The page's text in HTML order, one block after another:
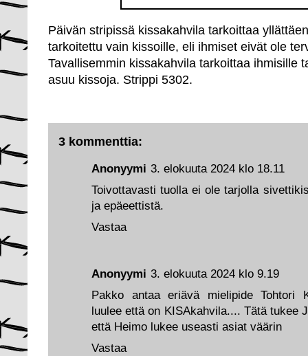
Päivän stripissä kissakahvila tarkoittaa
tarkoitettu vain kissoille, eli ihmiset eivät ole
Tavallisemmin kissakahvila tarkoittaa ihmisille
asuu kissoja. Strippi 5302.
3 kommenttia:
Anonyymi 3. elokuuta 2024 klo 9.19
Pakko antaa eriävä mielipide Tohtori
luulee että on KISAkahvila.... Tätä tukee
että Heimo lukee useasti asiat väärin
Vastaa
Anonyymi 3. elokuuta 2024 klo 18.11
Toivottavasti tuolla ei ole tarjolla
ja epäeettistä.
Vastaa